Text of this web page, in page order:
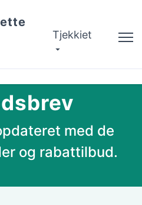
Tjekkiet
med de
og rabattilbud.